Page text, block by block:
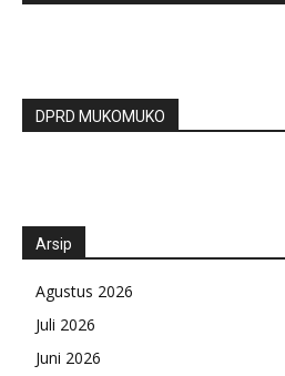
DPRD MUKOMUKO
Arsip
Agustus 2026
Juli 2026
Juni 2026